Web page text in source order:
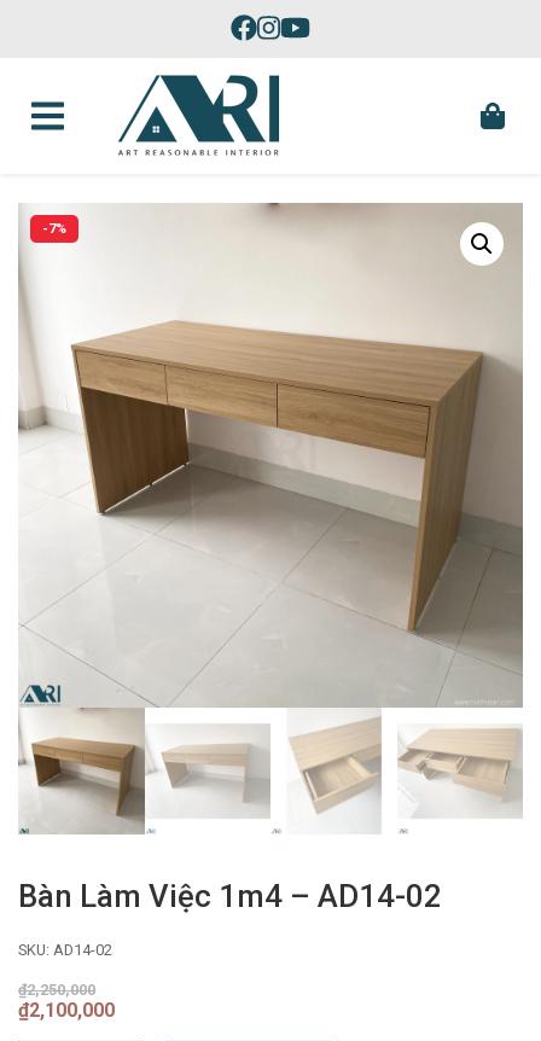
Sản Xuất Đồ Nội Thất Theo Yêu Cầu Tại Phú Yên
-7%
Bàn Làm Việc 1m4 – AD14-02
SKU: AD14-02
₫2,250,000
Giá
₫2,100,000Giá